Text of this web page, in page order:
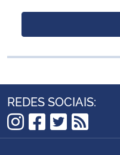
REDES SOCIAIS:
Instagram
Facebook
Twitter
RSS